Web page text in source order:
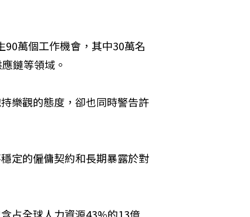
萬個工作機會，其中30萬名
鏈等領域。
樂觀的態度，卻也同時警告許
定的僱傭契約和長期暴露於對